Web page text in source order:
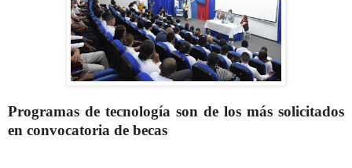
Programas de tecnología son de los más solicitados
en convocatoria de becas